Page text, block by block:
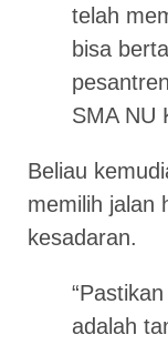
telah
bisa
SMA NU
Beliau
memilih jalan
kesadaran.
adalah